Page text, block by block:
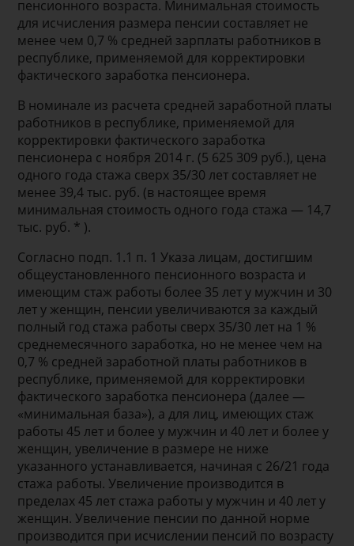
пенсионного возраста. Минимальная стоимость
для исчисления размера пенсии составляет не
менее чем 0,7 % средней зарплаты работников в
республике, применяемой для корректировки
фактического заработка пенсионера.
В номинале из расчета средней заработной платы
работников в республике, применяемой для
корректировки фактического заработка
пенсионера с ноября 2014 г. (5 625 309 руб.), цена
одного года стажа сверх 35/30 лет составляет не
менее 39,4 тыс. руб. (в настоящее время
минимальная стоимость одного года стажа — 14,7
тыс. руб. * ).
Согласно подп. 1.1 п. 1 Указа лицам, достигшим
общеустановленного пенсионного возраста и
имеющим стаж работы более 35 лет у мужчин и 30
лет у женщин, пенсии увеличиваются за каждый
полный год стажа работы сверх 35/30 лет на 1 %
среднемесячного заработка, но не менее чем на
0,7 % средней заработной платы работников в
республике, применяемой для корректировки
фактического заработка пенсионера (далее —
«минимальная база»), а для лиц, имеющих стаж
работы 45 лет и более у мужчин и 40 лет и более у
женщин, увеличение в размере не ниже
указанного устанавливается, начиная с 26/21 года
стажа работы. Увеличение производится в
пределах 45 лет стажа работы у мужчин и 40 лет у
женщин. Увеличение пенсии по данной норме
производится при исчислении пенсий по возрасту